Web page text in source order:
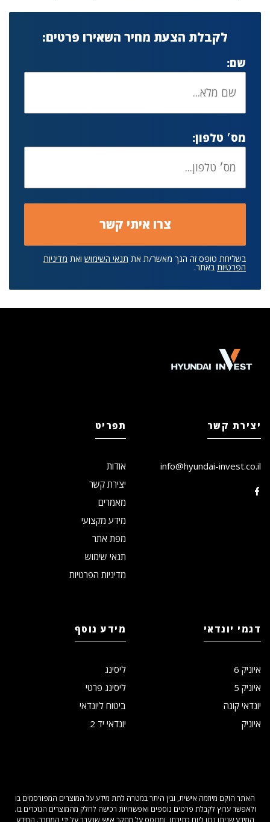
לקבלת הצעת מחיר השאירו פרטים:
שם:
מס׳ טלפון:
בשליחת טופס זה הנך מאשר/ת את תנאי השימוש ואת מדיניות
הפרטיות באתר.
יצירת קשר
info@hyundai-invest.co.il
תפריט
אודות
יצירת קשר
מאמרים
מידע מקצועי
מפת אתר
תנאי שימוש
מדיניות הפרטיות
דגמי יונדאי
איוניק 6
איוניק 5
יונדאי קונה
איוניק
מידע נוסף
ליסינג
ליסינג פרטי
ביטוח ליונדאי
יונדאי יד 2
האתר הוקם מיוזמה אישית, ובין היתר במטרה לתת מידע על המוצרים המפורסמים בו
ולאפשר ערוץ לקבלת פרטים נוספים ואפשרויות רכישה לחלק מהמוצרים הנזכרים בו.